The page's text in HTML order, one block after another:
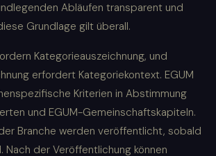
Abläufen transparent und
Grundlage gilt überall.
Kategorieauszeichnung, und
erfordert Kategoriekontext. EGUM
Kriterien in Abstimmung
und EGUM-Gemeinschaftskapiteln.
Branche werden veröffentlicht, sobald
Nach der Veröffentlichung können